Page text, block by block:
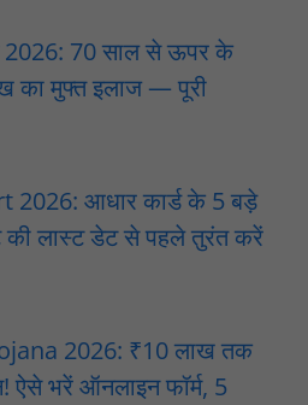
2026: 70 साल से ऊपर के
का मुफ्त इलाज — पूरी
आधार कार्ड के 5 बड़े
लास्ट डेट से पहले तुरंत करें
2026: ₹10 लाख तक
ऐसे भरें ऑनलाइन फॉर्म, 5